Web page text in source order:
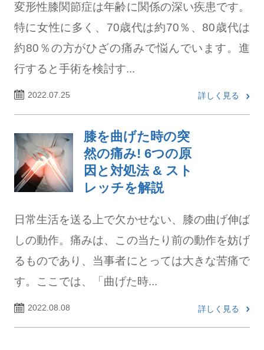
変形性膝関節症は年齢に関係の深い疾患です。
特に女性に多く、70歳代は約70％、80歳代は
約80％の方がひざの痛みで悩んでいます。進
行すると手術を検討す...
2022.07.25 詳しく見る
膝を曲げた時の突
然の痛み! 6つの原
因と対処法 & スト
レッチを解説
日常生活を送る上で欠かせない、膝の曲げ伸ば
しの動作。痛みは、この当たり前の動作を妨げ
るものであり、当事者にとっては大きな苦痛で
す。ここでは、「曲げた時...
2022.08.08 詳しく見る